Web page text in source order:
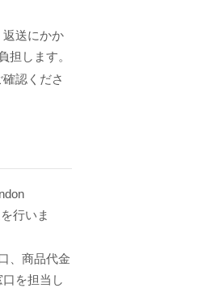
送にかか
担します。
認くださ
行いま
、商品代金
を担当し